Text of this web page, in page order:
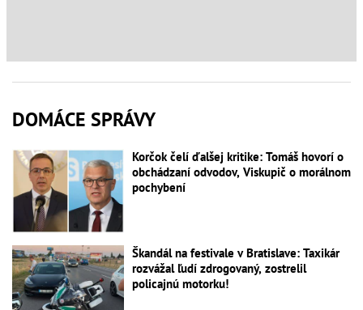
DOMÁCE SPRÁVY
Korčok čelí ďalšej kritike: Tomáš hovorí o
obchádzaní odvodov, Viskupič o morálnom
pochybení
Škandál na festivale v Bratislave: Taxikár
rozvážal ľudí zdrogovaný, zostrelil
policajnú motorku!